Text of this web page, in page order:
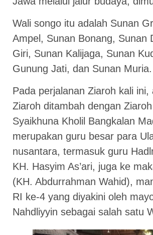
Wali songo itu adalah Sunan
Ampel, Sunan Bonang, Sunan
Giri, Sunan Kalijaga, Sunan
Gunung Jati, dan Sunan Muria.
Pada perjalanan Ziaroh kali ini,
Ziaroh ditambah dengan
Syaikhuna Kholil Bangkalan
merupakan guru besar para
nusantara, termasuk guru
KH. Hasyim As’ari, juga ke
(KH. Abdurrahman Wahid),
RI ke-4 yang diyakini oleh
Nahdliyyin sebagai salah satu